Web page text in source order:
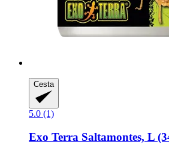
Cesta
5.0 (1)
Exo Terra Saltamontes, L